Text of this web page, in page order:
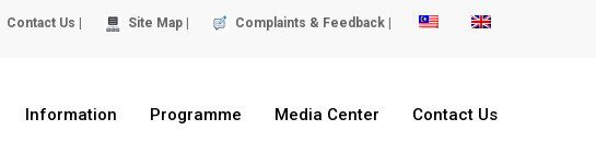
Contact Us | Site Map | Complaints & Feedback |
Information Programme Media Center Contact Us